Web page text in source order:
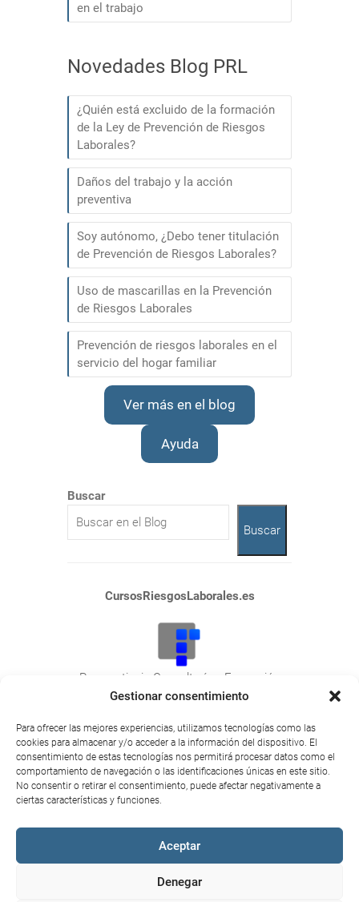
Gestionar consentimiento
Para ofrecer las mejores experiencias, utilizamos tecnologías como las
cookies para almacenar y/o acceder a la información del dispositivo. El
consentimiento de estas tecnologías nos permitirá procesar datos como el
comportamiento de navegación o las identificaciones únicas en este sitio.
No consentir o retirar el consentimiento, puede afectar negativamente a
ciertas características y funciones.
Aceptar
Denegar
en el trabajo
Novedades Blog PRL
¿Quién está excluido de la formación
de la Ley de Prevención de Riesgos
Laborales?
Daños del trabajo y la acción
preventiva
Soy autónomo, ¿Debo tener titulación
de Prevención de Riesgos Laborales?
Uso de mascarillas en la Prevención
de Riesgos Laborales
Prevención de riesgos laborales en el
servicio del hogar familiar
Ver más en el blog
Ayuda
Buscar
Buscar
CursosRiesgosLaborales.es
Praeventionis Consultoría y Formación
NIF: E10423788
10600 Plasencia (Cáceres).
CursosRiesgosLaborales.es
Política de cookies (UE)